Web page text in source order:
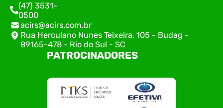
(47) 3531-
0500
acirs@acirs.com.br
Rua Herculano Nunes Teixeira, 105 - Budag -
89165-478 - Rio do Sul - SC
PATROCINADORES